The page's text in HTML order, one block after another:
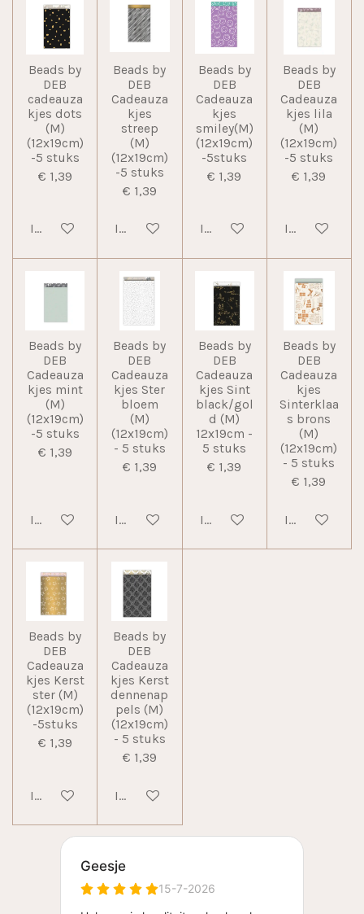
Beads by
DEB
cadeauza
kjes dots
(M)
(12x19cm)
-5 stuks
€ 1,39
In winkelwagen
Beads by
DEB
Cadeauza
kjes
streep
(M)
(12x19cm)
-5 stuks
€ 1,39
In winkelwagen
Beads by
DEB
Cadeauza
kjes
smiley(M)
(12x19cm)
-5stuks
€ 1,39
In winkelwagen
Beads by
DEB
Cadeauza
kjes lila
(M)
(12x19cm)
-5 stuks
€ 1,39
In
Beads by
DEB
Cadeauza
kjes mint
(M)
(12x19cm)
-5 stuks
€ 1,39
In winkelwagen
Beads by
DEB
Cadeauza
kjes Ster
bloem
(M)
(12x19cm)
- 5 stuks
€ 1,39
In winkelwagen
Beads by
DEB
Cadeauza
kjes Sint
black/gol
d (M)
12x19cm -
5 stuks
€ 1,39
In winkelwagen
Beads by
DEB
Cadeauza
kjes
Sinterklaa
s brons
(M)
(12x19cm)
- 5 stuks
€ 1,39
In
Beads by
DEB
Cadeauza
kjes Kerst
ster (M)
(12x19cm)
-5stuks
€ 1,39
In winkelwagen
Beads by
DEB
Cadeauza
kjes Kerst
dennenap
pels (M)
(12x19cm)
- 5 stuks
€ 1,39
In winkelwagen